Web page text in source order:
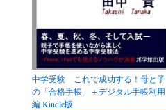
中学受験 これで成功する！母と子
の「合格手帳」＋デジタル手帳利用
編 Kindle版